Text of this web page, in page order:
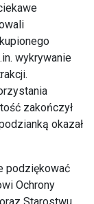
wykrywanie
zakończył
okazał
podziękować
Ochrony